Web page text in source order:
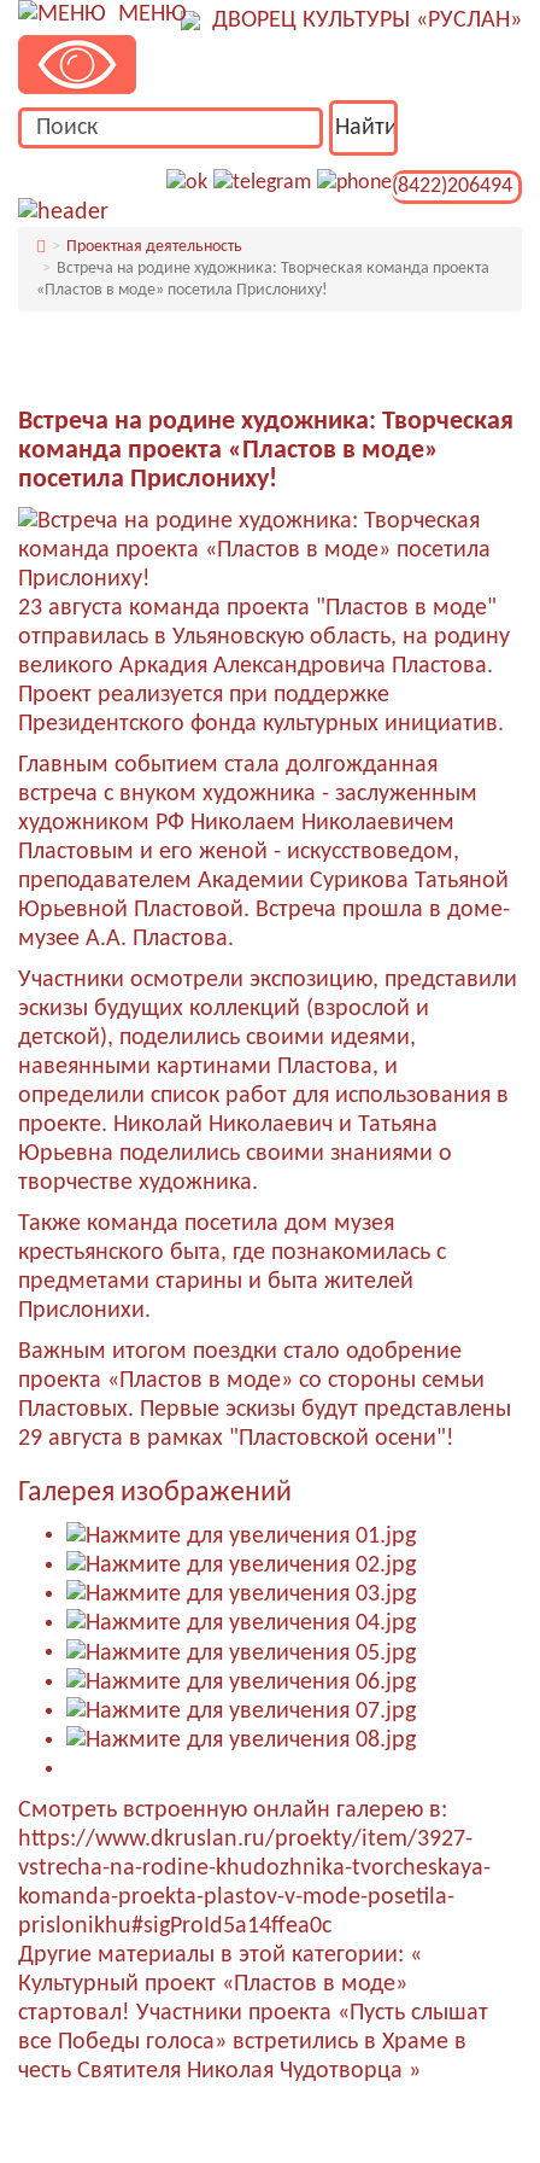
МЕНЮ ДВОРЕЦ КУЛЬТУРЫ «РУСЛАН»
(8422)206494
Проектная деятельность
Встреча на родине художника: Творческая команда проекта
«Пластов в моде» посетила Прислониху!
Встреча на родине художника: Творческая
команда проекта «Пластов в моде»
посетила Прислониху!
23 августа команда проекта "Пластов в моде"
отправилась в Ульяновскую область, на родину
великого Аркадия Александровича Пластова.
Проект реализуется при поддержке
Президентского фонда культурных инициатив.
Главным событием стала долгожданная
встреча с внуком художника - заслуженным
художником РФ Николаем Николаевичем
Пластовым и его женой - искусствоведом,
преподавателем Академии Сурикова Татьяной
Юрьевной Пластовой. Встреча прошла в доме-
музее А.А. Пластова.
Участники осмотрели экспозицию, представили
эскизы будущих коллекций (взрослой и
детской), поделились своими идеями,
навеянными картинами Пластова, и
определили список работ для использования в
проекте. Николай Николаевич и Татьяна
Юрьевна поделились своими знаниями о
творчестве художника.
Также команда посетила дом музея
крестьянского быта, где познакомилась с
предметами старины и быта жителей
Прислонихи.
Важным итогом поездки стало одобрение
проекта «Пластов в моде» со стороны семьи
Пластовых. Первые эскизы будут представлены
29 августа в рамках "Пластовской осени"!
Галерея изображений
Смотреть встроенную онлайн галерею в:
https://www.dkruslan.ru/proekty/item/3927-
vstrecha-na-rodine-khudozhnika-tvorcheskaya-
komanda-proekta-plastov-v-mode-posetila-
prislonikhu#sigProId5a14ffea0c
Другие материалы в этой категории: «
Культурный проект «Пластов в моде»
стартовал! Участники проекта «Пусть слышат
все Победы голоса» встретились в Храме в
честь Святителя Николая Чудотворца »